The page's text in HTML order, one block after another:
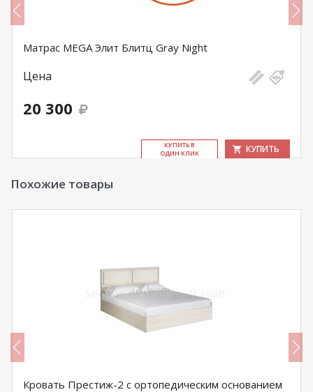
Матрас MEGA Элит Блитц Gray Night
Цена
20 300
КУ­ПИТЬ В
ОДИН КЛИК
КУПИТЬ
Похожие товары
Кровать Престиж-2 с ортопедическим основанием